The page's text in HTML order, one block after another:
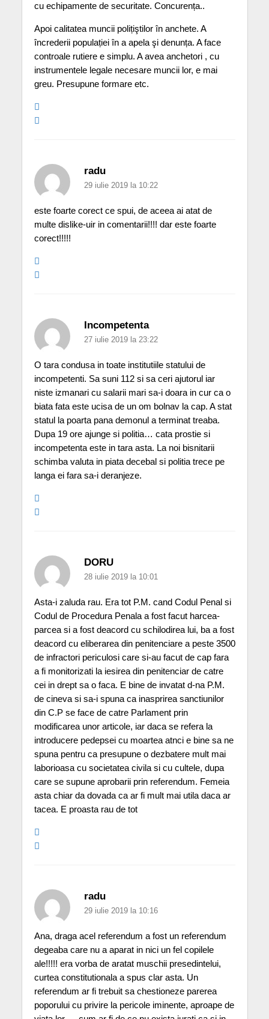
cu echipamente de securitate. Concurența..
Apoi calitatea muncii polițiştilor în anchete. A
încrederii populației în a apela şi denunța. A face
controale rutiere e simplu. A avea anchetori , cu
instrumentele legale necesare muncii lor, e mai
greu. Presupune formare etc.
radu
29 iulie 2019 la 10:22
este foarte corect ce spui, de aceea ai atat de
multe dislike-uir in comentarii!!!! dar este foarte
corect!!!!!
Incompetenta
27 iulie 2019 la 23:22
O tara condusa in toate institutiile statului de
incompetenti. Sa suni 112 si sa ceri ajutorul iar
niste izmanari cu salarii mari sa-i doara in cur ca o
biata fata este ucisa de un om bolnav la cap. A stat
statul la poarta pana demonul a terminat treaba.
Dupa 19 ore ajunge si politia… cata prostie si
incompetenta este in tara asta. La noi bisnitarii
schimba valuta in piata decebal si politia trece pe
langa ei fara sa-i deranjeze.
DORU
28 iulie 2019 la 10:01
Asta-i zaluda rau. Era tot P.M. cand Codul Penal si
Codul de Procedura Penala a fost facut harcea-
parcea si a fost deacord cu schilodirea lui, ba a fost
deacord cu eliberarea din penitenciare a peste 3500
de infractori periculosi care si-au facut de cap fara
a fi monitorizati la iesirea din penitenciar de catre
cei in drept sa o faca. E bine de invatat d-na P.M.
de cineva si sa-i spuna ca inasprirea sanctiunilor
din C.P se face de catre Parlament prin
modificarea unor articole, iar daca se refera la
introducere pedepsei cu moartea atnci e bine sa ne
spuna pentru ca presupune o dezbatere mult mai
laborioasa cu societatea civila si cu cultele, dupa
care se supune aprobarii prin referendum. Femeia
asta chiar da dovada ca ar fi mult mai utila daca ar
tacea. E proasta rau de tot
radu
29 iulie 2019 la 10:16
Ana, draga acel referendum a fost un referendum
degeaba care nu a aparat in nici un fel copilele
ale!!!!! era vorba de aratat muschii presedintelui,
curtea constitutionala a spus clar asta. Un
referendum ar fi trebuit sa chestioneze parerea
poporului cu privire la pericole iminente, aproape de